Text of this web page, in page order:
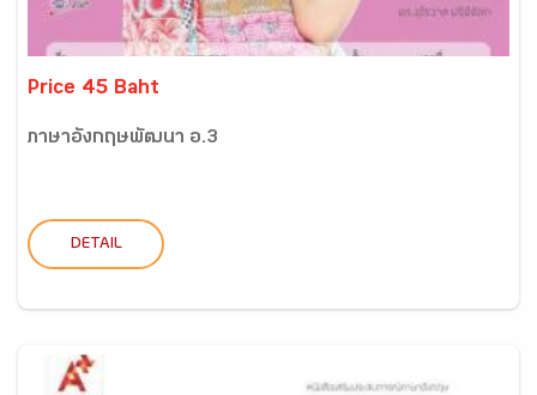
Price 45 Baht
ภาษาอังกฤษพัฒนา อ.3
DETAIL